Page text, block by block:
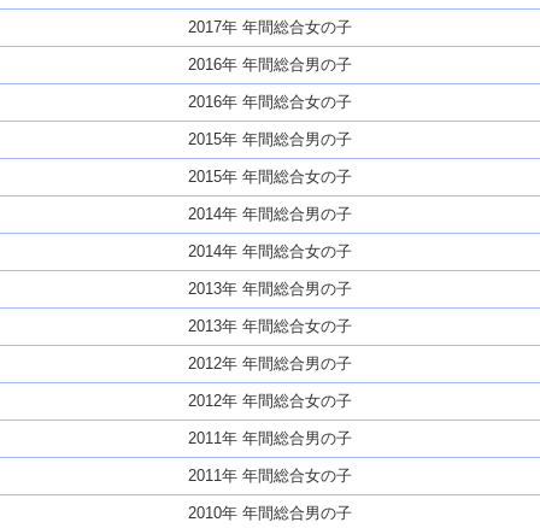
2017年 年間総合女の子
2016年 年間総合男の子
2016年 年間総合女の子
2015年 年間総合男の子
2015年 年間総合女の子
2014年 年間総合男の子
2014年 年間総合女の子
2013年 年間総合男の子
2013年 年間総合女の子
2012年 年間総合男の子
2012年 年間総合女の子
2011年 年間総合男の子
2011年 年間総合女の子
2010年 年間総合男の子